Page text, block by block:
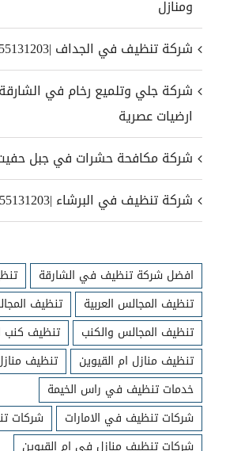
ومنازل
شركة تنظيف في الجداف |0555131203
ارضيات عصرية
شركة مكافحة حشرات في جبل حفيت :
شركة تنظيف في البرشاء |0555131203
افضل شركة تنظيف في الشارقة
تنظيف المجالس العربية
تنظيف
تنظيف المجالس والكنب
تنظيف كنب
تنظيف منازل ام القيوين
تنظيف
خدمات تنظيف في راس الخيمة
شركات تنظيف في الامارات
شركات
شركات تنظيف منازل في ام القيوين